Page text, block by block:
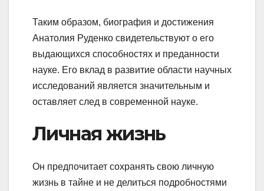
Таким образом, биография и достижения
Анатолия Руденко свидетельствуют о его
выдающихся способностях и преданности
науке. Его вклад в развитие области научных
исследований является значительным и
оставляет след в современной науке.
Личная жизнь
Он предпочитает сохранять свою личную
жизнь в тайне и не делиться подробностями